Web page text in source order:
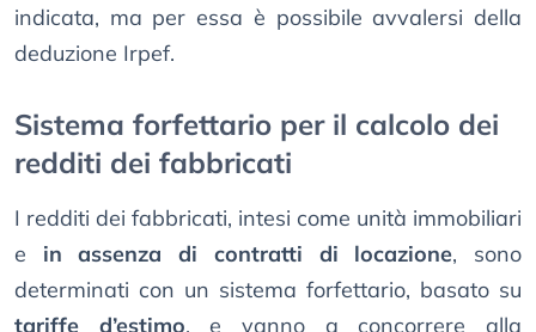
indicata, ma per essa è possibile avvalersi della
deduzione Irpef.
Sistema forfettario per il calcolo dei
redditi dei fabbricati
I redditi dei fabbricati, intesi come unità immobiliari
e in assenza di contratti di locazione, sono
determinati con un sistema forfettario, basato su
tariffe d’estimo, e vanno a concorrere alla